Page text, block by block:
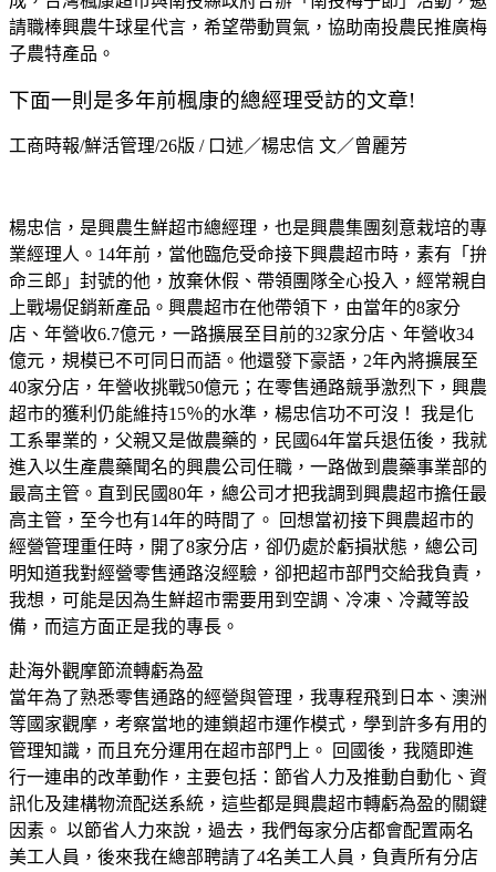
請職棒興農牛球星代言，希望帶動買氣，協助南投農民推廣梅
子農特產品。
下面一則是多年前楓康的總經理受訪的文章!
工商時報/鮮活管理/26版 / 口述／楊忠信 文／曾麗芳
楊忠信，是興農生鮮超市總經理，也是興農集團刻意栽培的專
業經理人。14年前，當他臨危受命接下興農超市時，素有「拚
命三郎」封號的他，放棄休假、帶領團隊全心投入，經常親自
上戰場促銷新產品。興農超市在他帶領下，由當年的8家分
店、年營收6.7億元，一路擴展至目前的32家分店、年營收34
億元，規模已不可同日而語。他還發下豪語，2年內將擴展至
40家分店，年營收挑戰50億元；在零售通路競爭激烈下，興農
超市的獲利仍能維持15％的水準，楊忠信功不可沒！ 我是化
工系畢業的，父親又是做農藥的，民國64年當兵退伍後，我就
進入以生產農藥聞名的興農公司任職，一路做到農藥事業部的
最高主管。直到民國80年，總公司才把我調到興農超市擔任最
高主管，至今也有14年的時間了。 回想當初接下興農超市的
經營管理重任時，開了8家分店，卻仍處於虧損狀態，總公司
明知道我對經營零售通路沒經驗，卻把超市部門交給我負責，
我想，可能是因為生鮮超市需要用到空調、冷凍、冷藏等設
備，而這方面正是我的專長。
赴海外觀摩節流轉虧為盈
當年為了熟悉零售通路的經營與管理，我專程飛到日本、澳洲
等國家觀摩，考察當地的連鎖超市運作模式，學到許多有用的
管理知識，而且充分運用在超市部門上。 回國後，我隨即進
行一連串的改革動作，主要包括：節省人力及推動自動化、資
訊化及建構物流配送系統，這些都是興農超市轉虧為盈的關鍵
因素。 以節省人力來說，過去，我們每家分店都會配置兩名
美工人員，後來我在總部聘請了4名美工人員，負責所有分店